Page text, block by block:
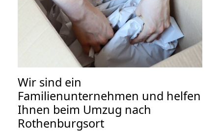
Wir sind ein
Familienunternehmen und helfen
Ihnen beim Umzug nach
Rothenburgsort